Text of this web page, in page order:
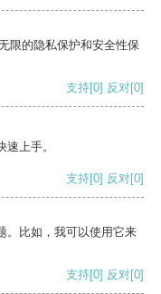
限的隐私保护和安全性保
支持[0] 反对[0]
上手。
支持[0] 反对[0]
。比如，我可以使用它来
支持[0] 反对[0]